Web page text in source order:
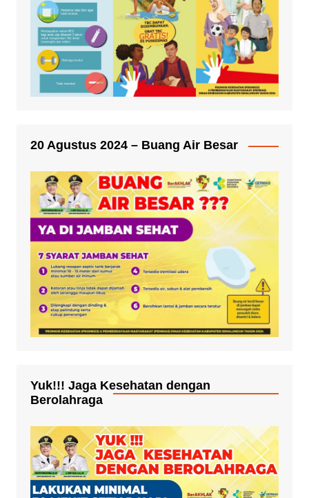
20 Agustus 2024 – Buang Air Besar
Yuk!!! Jaga Kesehatan dengan
Berolahraga